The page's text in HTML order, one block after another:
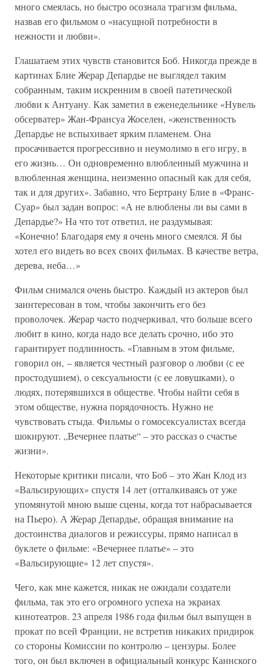
много смеялась, но быстро осознала трагизм фильма,
назвав его фильмом о «насущной потребности в
нежности и любви».
Глашатаем этих чувств становится Боб. Никогда прежде в
картинах Блие Жерар Депардье не выглядел таким
собранным, таким искренним в своей патетической
любви к Антуану. Как заметил в еженедельнике «Нувель
обсерватер» Жан-Франсуа Жоселен, «женственность
Депардье не вспыхивает ярким пламенем. Она
просачивается прогрессивно и неумолимо в его игру, в
его жизнь… Он одновременно влюбленный мужчина и
влюбленная женщина, неизменно опасный как для себя,
так и для других». Забавно, что Бертрану Блие в «Франс-
Суар» был задан вопрос: «А не влюблены ли вы сами в
Депардье?» На что тот ответил, не раздумывая:
«Конечно! Благодаря ему я очень много смеялся. Я бы
хотел его видеть во всех своих фильмах. В качестве ветра,
дерева, неба…»
Фильм снимался очень быстро. Каждый из актеров был
заинтересован в том, чтобы закончить его без
проволочек. Жерар часто подчеркивал, что больше всего
любит в кино, когда надо все делать срочно, ибо это
гарантирует подлинность. «Главным в этом фильме,
говорил он, – является честный разговор о любви (с ее
простодушием), о сексуальности (с ее ловушками), о
людях, потерявшихся в обществе. Чтобы найти себя в
этом обществе, нужна порядочность. Нужно не
чувствовать стыда. Фильмы о гомосексуалистах всегда
шокируют. „Вечернее платье“ – это рассказ о счастье
жизни».
Некоторые критики писали, что Боб – это Жан Клод из
«Вальсирующих» спустя 14 лет (отталкиваясь от уже
упомянутой мною выше сцены, когда тот набрасывается
на Пьеро). А Жерар Депардье, обращая внимание на
достоинства диалогов и режиссуры, прямо написал в
буклете о фильме: «Вечернее платье» – это
«Вальсирующие» 12 лет спустя».
Чего, как мне кажется, никак не ожидали создатели
фильма, так это его огромного успеха на экранах
кинотеатров. 23 апреля 1986 года фильм был выпущен в
прокат по всей Франции, не встретив никаких придирок
со стороны Комиссии по контролю – цензуры. Более
того, он был включен в официальный конкурс Каннского